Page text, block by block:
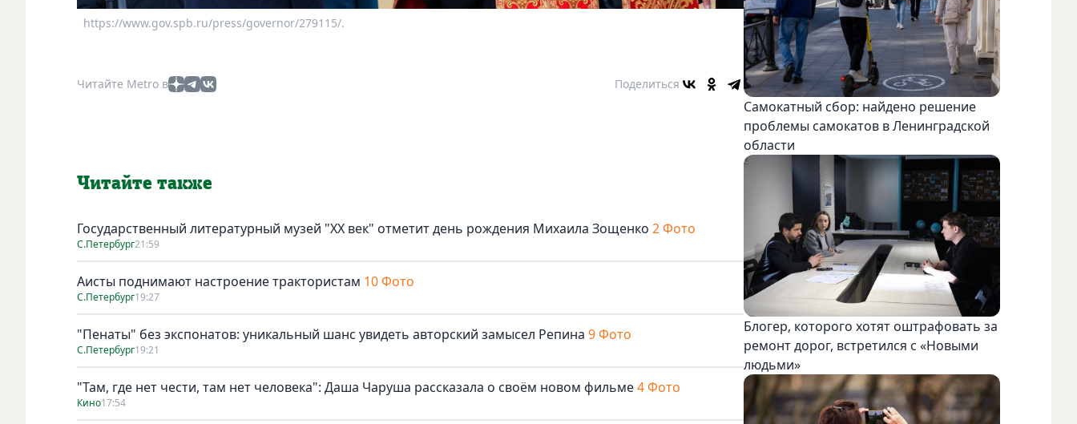
https://www.gov.spb.ru/press/governor/279115/.
Читайте Metro в Поделиться
Читайте также
Государственный литературный музей "ХХ век" отметит день рождения Михаила Зощенко 2 Фото
С.Петербург21:59
Аисты поднимают настроение трактористам 10 Фото
С.Петербург19:27
"Пенаты" без экспонатов: уникальный шанс увидеть авторский замысел Репина 9 Фото
С.Петербург19:21
"Там, где нет чести, там нет человека": Даша Чаруша рассказала о своём новом фильме4 Фото
Кино17:54
Самокатный сбор: найдено решение
проблемы самокатов в Ленинградской
области
Блогер, которого хотят оштрафовать за
ремонт дорог, встретился с «Новыми
людьми»